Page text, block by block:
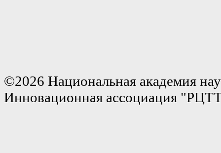
©2026 Национальная академия
Инновационная ассоциация